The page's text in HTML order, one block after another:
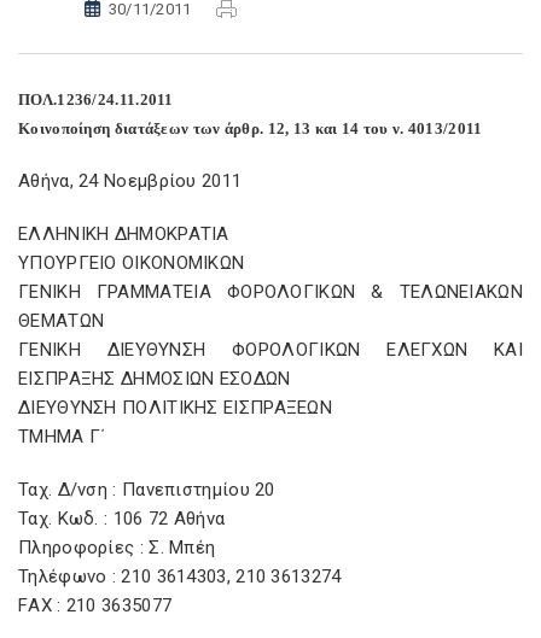
30/11/2011
ΠΟΛ.1236/24.11.2011
Κοινοποίηση διατάξεων των άρθρ. 12, 13 και 14 του ν. 4013/2011
Αθήνα, 24 Νοεμβρίου 2011
ΕΛΛΗΝΙΚΗ ΔΗΜΟΚΡΑΤΙΑ
ΥΠΟΥΡΓΕΙΟ ΟΙΚΟΝΟΜΙΚΩΝ
ΓΕΝΙΚΗ ΓΡΑΜΜΑΤΕΙΑ ΦΟΡΟΛΟΓΙΚΩΝ & ΤΕΛΩΝΕΙΑΚΩΝ
ΘΕΜΑΤΩΝ
ΓΕΝΙΚΗ ΔΙΕΥΘΥΝΣΗ ΦΟΡΟΛΟΓΙΚΩΝ ΕΛΕΓΧΩΝ ΚΑΙ
ΕΙΣΠΡΑΞΗΣ ΔΗΜΟΣΙΩΝ ΕΣΟΔΩΝ
ΔΙΕΥΘΥΝΣΗ ΠΟΛΙΤΙΚΗΣ ΕΙΣΠΡΑΞΕΩΝ
ΤΜΗΜΑ Γ΄
Ταχ. Δ/νση : Πανεπιστημίου 20
Ταχ. Κωδ. : 106 72 Αθήνα
Πληροφορίες : Σ. Μπέη
Τηλέφωνο : 210 3614303, 210 3613274
FΑΧ : 210 3635077